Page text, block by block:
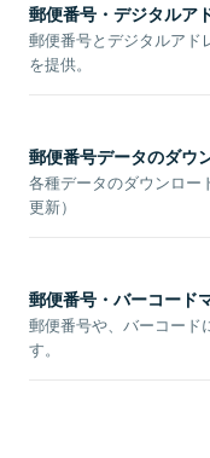
郵便番号・デジタルア
郵便番号とデジタルアド
を提供。
郵便番号データのダウ
各種データのダウンロー
更新）
郵便番号・バーコード
郵便番号や、バーコード
す。